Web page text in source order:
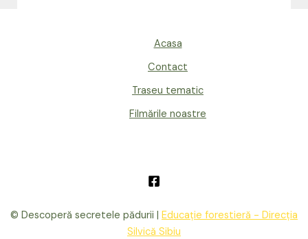
Acasa
Contact
Traseu tematic
Filmările noastre
© Descoperă secretele pădurii | Educație forestieră - Direcția
Silvică Sibiu